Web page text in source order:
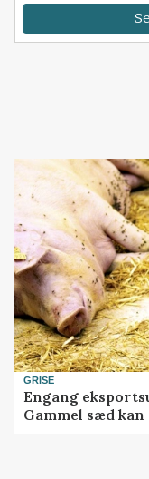
GRISE
Engang
Gammel sæd